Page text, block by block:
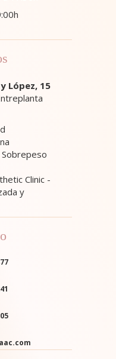
López, 15
Clinic -
y